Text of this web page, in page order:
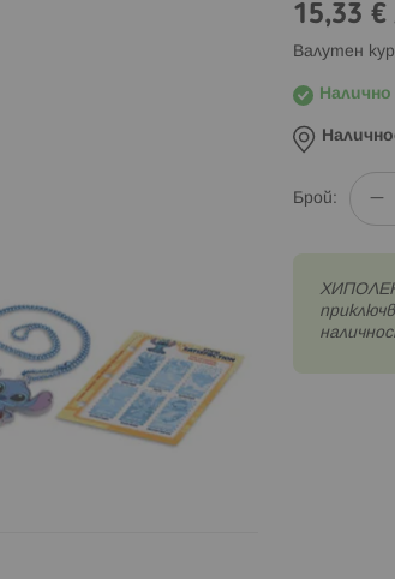
15,33 €
Валутен
Налично
Брой: